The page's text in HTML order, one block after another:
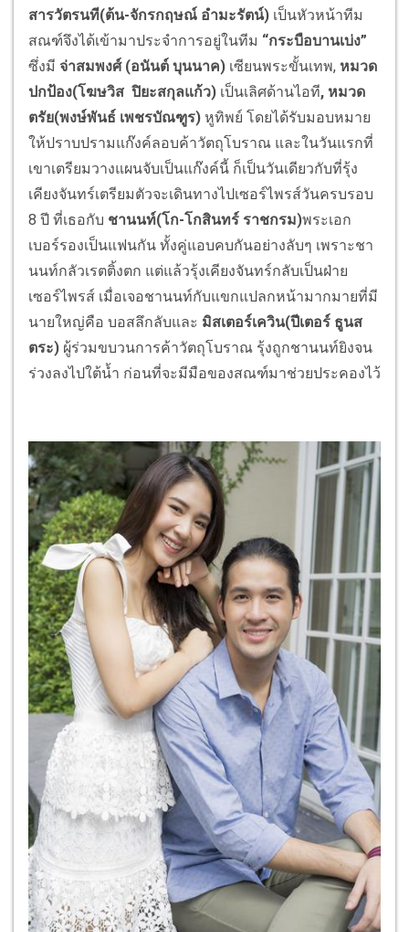
สารวัตรนที(ต้น-จักรกฤษณ์ อำมะรัตน์) เป็นหัวหน้าทีม
สณฑ์จึงได้เข้ามาประจำการอยู่ในทีม “กระบือบานเบ่ง”
ซึ่งมี จ่าสมพงศ์ (อนันต์ บุนนาค) เซียนพระขั้นเทพ, หมวด
ปกป้อง(โฆษวิส ปิยะสกุลแก้ว) เป็นเลิศด้านไอที, หมวด
ตรัย(พงษ์พันธ์ เพชรบัณฑูร) หูทิพย์ โดยได้รับมอบหมาย
ให้ปราบปรามแก๊งค์ลอบค้าวัตถุโบราณ และในวันแรกที่
เขาเตรียมวางแผนจับเป็นแก๊งค์นี้ ก็เป็นวันเดียวกับที่รุ้ง
เคียงจันทร์เตรียมตัวจะเดินทางไปเซอร์ไพรส์วันครบรอบ
8 ปี ที่เธอกับ ชานนท์(โก-โกสินทร์ ราชกรม)พระเอก
เบอร์รองเป็นแฟนกัน ทั้งคู่แอบคบกันอย่างลับๆ เพราะชา
นนท์กลัวเรตติ้งตก แต่แล้วรุ้งเคียงจันทร์กลับเป็นฝ่าย
เซอร์ไพรส์ เมื่อเจอชานนท์กับแขกแปลกหน้ามากมายที่มี
นายใหญ่คือ บอสลึกลับและ มิสเตอร์เควิน(ปีเตอร์ ธูนส
ตระ) ผู้ร่วมขบวนการค้าวัตถุโบราณ รุ้งถูกชานนท์ยิงจน
ร่วงลงไปใต้น้ำ ก่อนที่จะมีมือของสณฑ์มาช่วยประคองไว้